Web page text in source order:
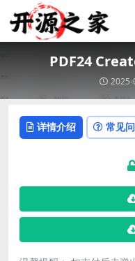
PDF24
2025-
详情介绍 常见